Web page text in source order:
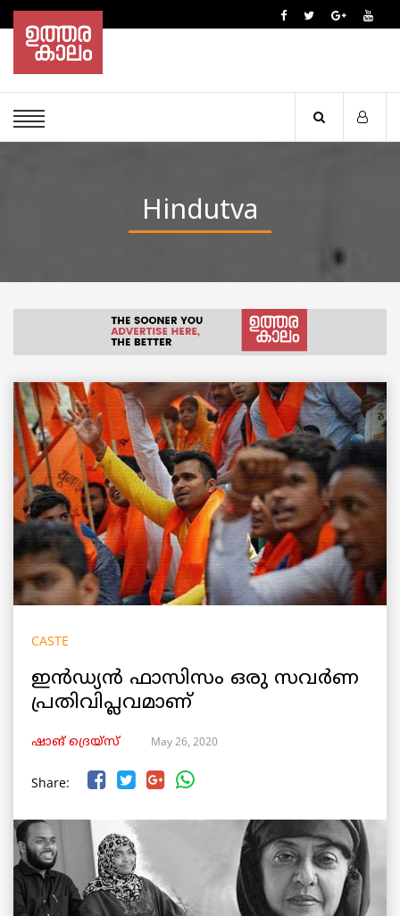
Hindutva
CASTE
ഇൻഡ്യൻ ഫാസിസം ഒരു സവർണ
പ്രതിവിപ്ലവമാണ്
ഷാങ് ദ്രെയ്‌സ് May 26, 2020
Share: